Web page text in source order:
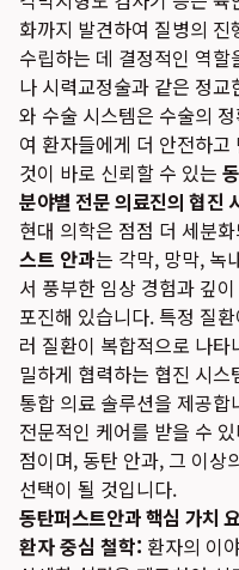
화까지 발견하여 질병의
수립하는 데 결정적인 역할
나 시력교정술과 같은 정
와 수술 시스템은 수술의
여 환자들에게 더 안전하
것이 바로 신뢰할 수 있는
분야별 전문 의료진의 협진
현대 의학은 점점 더 세분
스트 안과는 각막, 망막, 녹
서 풍부한 임상 경험과 깊
포진해 있습니다. 특정 질
러 질환이 복합적으로 나
밀하게 협력하는 협진 시
통합 의료 솔루션을 제공
전문적인 케어를 받을 수
점이며, 동탄 안과, 그 이상
선택이 될 것입니다.
동탄퍼스트안과 핵심 가치
환자 중심 철학: 환자의 이